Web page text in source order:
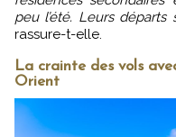
peu l’été. Leurs
rassure-t-elle.
La crainte des vols
Orient